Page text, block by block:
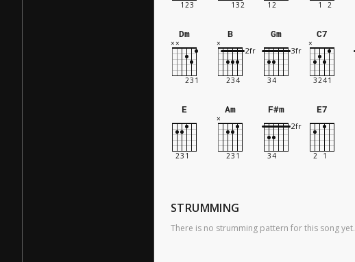
Dm B Gm C7
E Am F#m E7
STRUMMING
There is no strumming pattern for this song yet.